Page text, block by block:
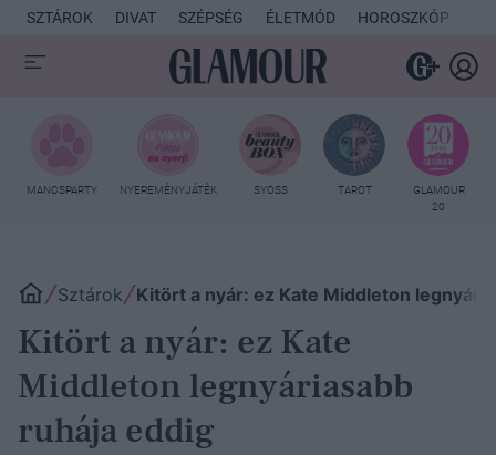
SZTÁROK DIVAT SZÉPSÉG ÉLETMÓD HOROSZKÓP
MANCSPARTY NYEREMÉNYJÁTÉK SYOSS TAROT
GLAMOUR
20
Sztárok Kitört a nyár: ez Kate Middleton
Kitört a nyár: ez Kate
Middleton legnyáriasabb
ruhája eddig